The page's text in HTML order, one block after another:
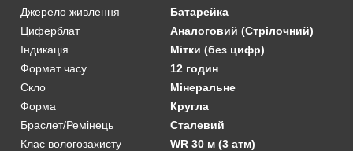
Джерело живлення
Батарейка
Циферблат
Аналоговий (Стрілочний)
Індикація
Мітки (без цифр)
Формат часу
12 годин
Скло
Мінеральне
Форма
Кругла
Браслет/Ремінець
Сталевий
Клас вологозахисту
WR 30 м (3 атм)